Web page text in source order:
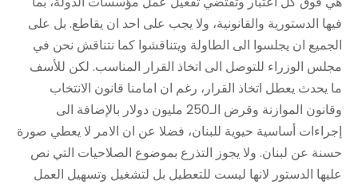
فيها الدستورية والقانونية، ولا يجب على احد ان يقاطع. بل على
الجميع ان يجلسوا الى الطاولة ويتناقشوا كما نتناقش نحن في
مجلس الوزراء للتوصل الى اتخاذ القرار المناسب. لكن للأسف
ما يحدث يعطل اتخاذ القرار، رغم ان امامنا قانون الانتخاب
وقانون الموازنة وقرض الـ250 مليون دولار بالإضافة الى
إجراءات أساسية حيوية للبنان، فضلا عن ان الامر لا يعطي صورة
حسنة عن لبنان. ولا يجوز التذرع بموضوع الصلاحيات التي نص
عليها الدستور لانها ليست للتعطيل بل لتشغيل وتسهيل العمل